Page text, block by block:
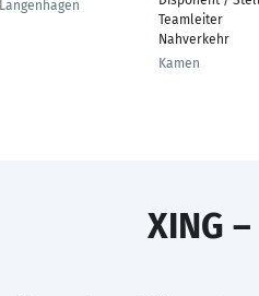
Langenhagen
Teamleiter
Nahverkehr
Kamen
XING